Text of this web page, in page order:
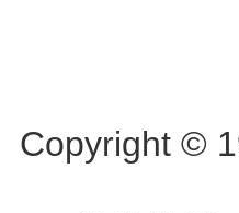
Copyright ©